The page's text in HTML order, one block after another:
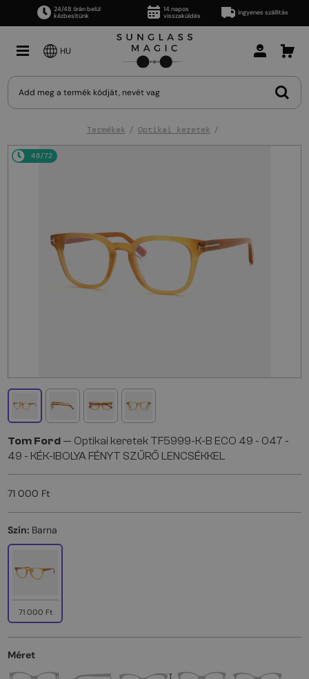
24/48 órán belül
kézbesítünk
14 napos
visszaküldés
Ingyenes szállítás
HU
Termékek Optikai keretek
48/72
Tom Ford — Optikai keretek TF5999-K-B ECO 49 - 047 -
49 - KÉK-IBOLYA FÉNYT SZŰRŐ LENCSÉKKEL
71 000 Ft
Szín: Barna
71 000 Ft
Méret